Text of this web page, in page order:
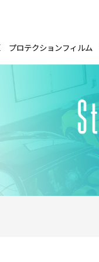
プロテクションフィルム